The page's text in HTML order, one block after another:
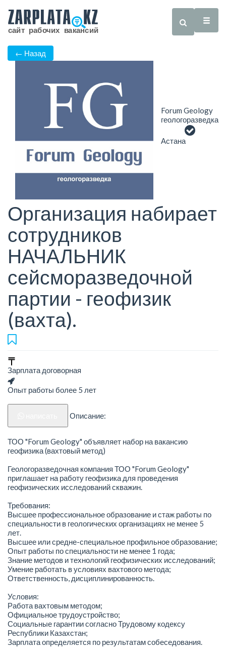
← Назад
Forum Geology
геологоразведка
Астана
Организация набирает
сотрудников
НАЧАЛЬНИК
сейсморазведочной
партии - геофизик
(вахта).
Зарплата договорная
Опыт работы более 5 лет
Описание:
ТОО "Forum Geology" объявляет набор на вакансию
геофизика (вахтовый метод)
Геологоразведочная компания ТОО "Forum Geology"
приглашает на работу геофизика для проведения
геофизических исследований скважин.
Требования:
Высшее профессиональное образование и стаж работы по
специальности в геологических организациях не менее 5
лет.
Высшее или средне-специальное профильное образование;
Опыт работы по специальности не менее 1 года;
Знание методов и технологий геофизических исследований;
Умение работать в условиях вахтового метода;
Ответственность, дисциплинированность.
Условия:
Работа вахтовым методом;
Официальное трудоустройство;
Социальные гарантии согласно Трудовому кодексу
Республики Казахстан;
Зарплата определяется по результатам собеседования.